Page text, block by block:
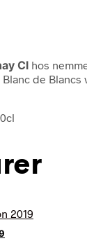
Cl hos
Blanc de